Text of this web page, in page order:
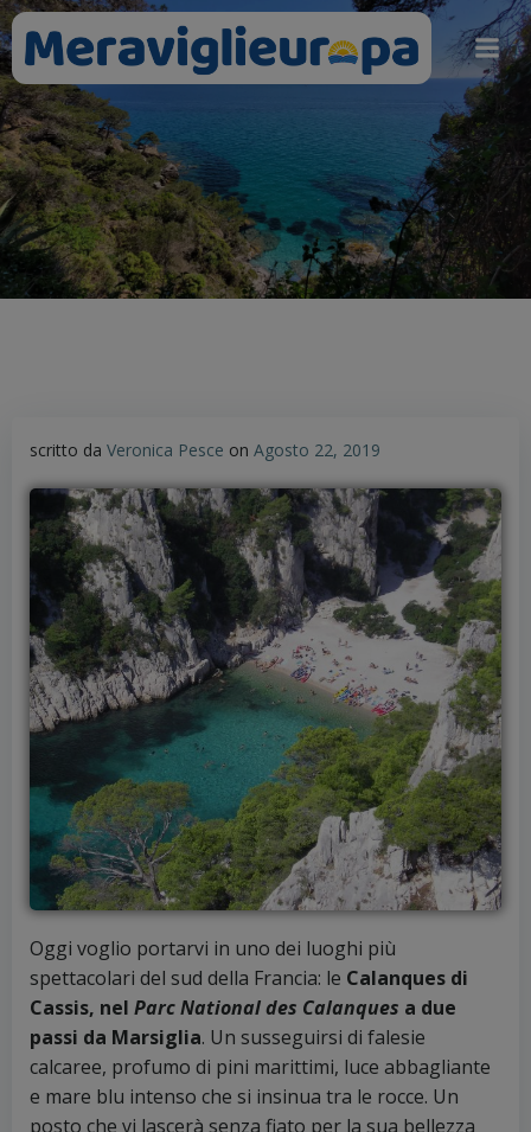
Vai
al
contenuto
scritto da Veronica Pesce on Agosto 22, 2019
Oggi voglio portarvi in uno dei luoghi più
spettacolari del sud della Francia: le Calanques di
Cassis, nel Parc National des Calanques a due
passi da Marsiglia. Un susseguirsi di falesie
calcaree, profumo di pini marittimi, luce abbagliante
e mare blu intenso che si insinua tra le rocce. Un
posto che vi lascerà senza fiato per la sua bellezza